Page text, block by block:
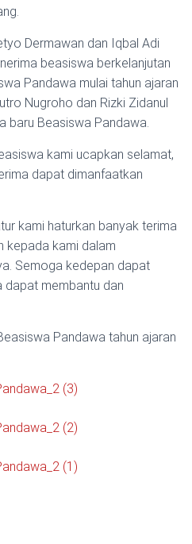
Dermawan dan Iqbal Adi
beasiswa berkelanjutan
Pandawa mulai tahun ajaran
Nugroho dan Rizki Zidanul
baru Beasiswa Pandawa.
kami ucapkan selamat,
dapat dimanfaatkan
kami haturkan banyak terima
kepada kami dalam
Semoga kedepan dapat
dapat membantu dan
Pandawa tahun ajaran